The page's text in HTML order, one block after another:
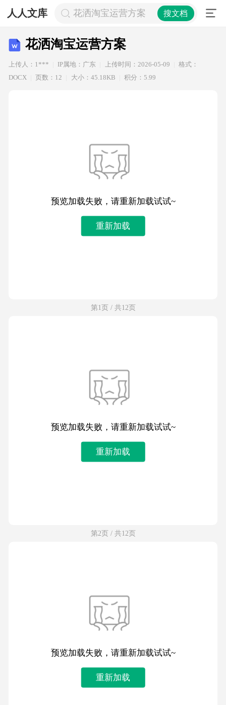
人人文库 花洒淘宝运营方案 搜文档
花洒淘宝运营方案
上传人：1*** IP属地：广东 上传时间：2026-05-09
格式：
DOCX
页数：12 大小：45.18KB 积分：5.99
预览加载失败，请重新加载试试~
重新加载
第1页 / 共12页
预览加载失败，请重新加载试试~
重新加载
第2页 / 共12页
预览加载失败，请重新加载试试~
重新加载